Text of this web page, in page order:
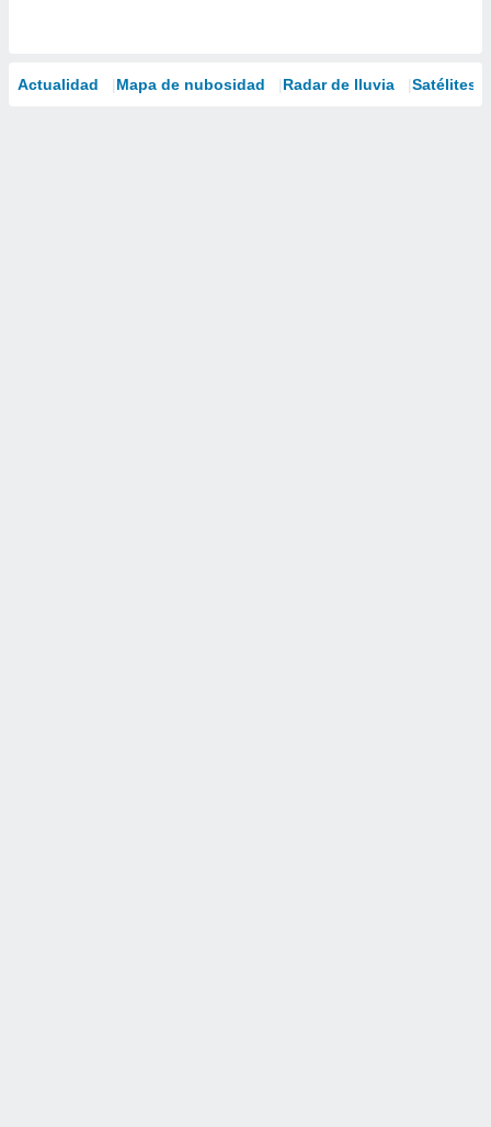
Actualidad Mapa de nubosidad Radar de lluvia Satélites